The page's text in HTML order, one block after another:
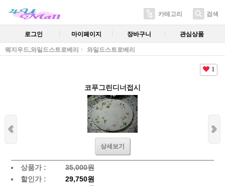
카테고리 검색
로그인 마이페이지 장바구니 관심상품
웨지우드,와일드스트로베리 와일드스트로베리
1
코푸그린디너접시
상세보기
상품가 :
35,000원
할인가 :
29,750원